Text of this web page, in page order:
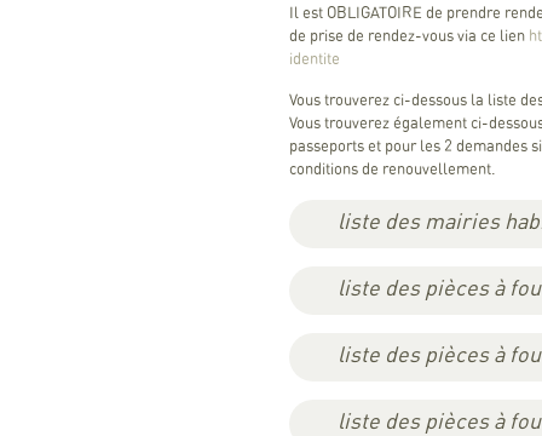
Il est OBLIGATOIRE de prendre
de prise de rendez-vous via ce lien
identite
Vous trouverez ci-dessous la liste
Vous trouverez également ci-
passeports et pour les 2 demandes
conditions de renouvellement.
liste des mairies
liste des pièces à
liste des pièces à
liste des pièces à